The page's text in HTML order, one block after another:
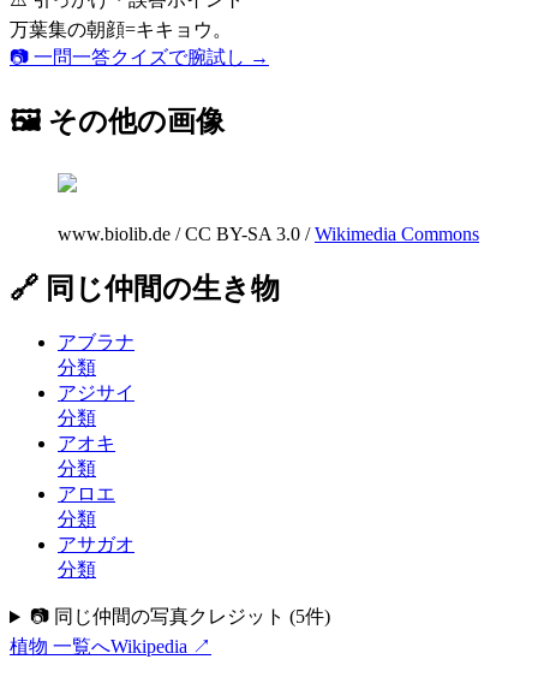
万葉集の朝顔=キキョウ。
📷 一問一答クイズで腕試し →
🖼 その他の画像
www.biolib.de /CC BY-SA 3.0 / Wikimedia Commons
🔗 同じ仲間の生き物
アブラナ
分類
アジサイ
分類
アオキ
分類
アロエ
分類
アサガオ
分類
📷 同じ仲間の写真クレジット (5件)
植物 一覧へWikipedia ↗